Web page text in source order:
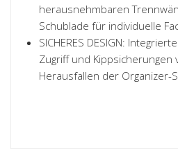
herausnehmbaren
Schublade für individuelle
SICHERES DESIGN:
Zugriff und Kippsicherungen
Herausfallen der Organizer-